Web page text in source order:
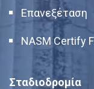
Επανεξέταση
NASM Certify
Σταδιοδρομία